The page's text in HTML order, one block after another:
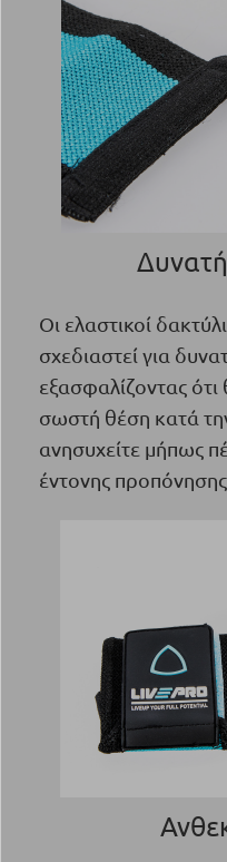
Οι ελαστικοί
σχεδιαστεί για
εξασφαλίζοντας
σωστή θέση κατά
ανησυχείτε μήπως
έντονης προπόνησης.